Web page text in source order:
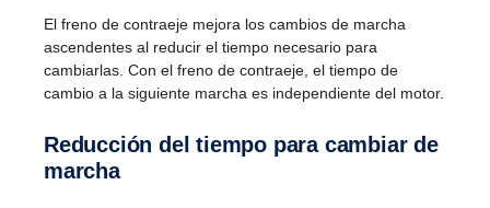
atrás a velocidades de hasta 30 km/h. (Esto resulta
útil, por ejemplo, cuando los camiones volquete
tienen que dar marcha atrás en trayectos largos.)
El freno de contraeje mejora los cambios de marcha
ascendentes al reducir el tiempo necesario para
cambiarlas. Con el freno de contraeje, el tiempo de
cambio a la siguiente marcha es independiente del motor.
Reduc­ción del tiempo para cambiar de
marcha